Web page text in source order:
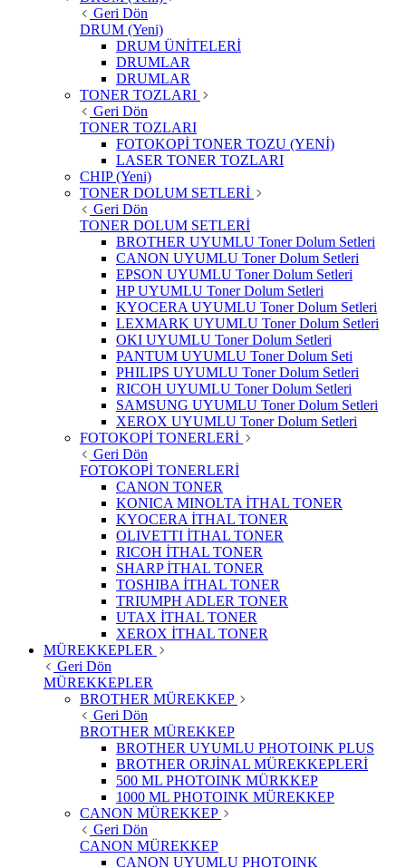
Geri Dön
DRUM (Yeni)
DRUM ÜNİTELERİ
DRUMLAR
DRUMLAR
TONER TOZLARI
Geri Dön
TONER TOZLARI
FOTOKOPİ TONER TOZU (YENİ)
LASER TONER TOZLARI
CHIP (Yeni)
TONER DOLUM SETLERİ
Geri Dön
TONER DOLUM SETLERİ
BROTHER UYUMLU Toner Dolum Setleri
CANON UYUMLU Toner Dolum Setleri
EPSON UYUMLU Toner Dolum Setleri
HP UYUMLU Toner Dolum Setleri
KYOCERA UYUMLU Toner Dolum Setleri
LEXMARK UYUMLU Toner Dolum Setleri
OKI UYUMLU Toner Dolum Setleri
PANTUM UYUMLU Toner Dolum Seti
PHILIPS UYUMLU Toner Dolum Setleri
RICOH UYUMLU Toner Dolum Setleri
SAMSUNG UYUMLU Toner Dolum Setleri
XEROX UYUMLU Toner Dolum Setleri
FOTOKOPİ TONERLERİ
Geri Dön
FOTOKOPİ TONERLERİ
CANON TONER
KONICA MINOLTA İTHAL TONER
KYOCERA İTHAL TONER
OLIVETTI İTHAL TONER
RICOH İTHAL TONER
SHARP İTHAL TONER
TOSHIBA İTHAL TONER
TRIUMPH ADLER TONER
UTAX İTHAL TONER
XEROX İTHAL TONER
MÜREKKEPLER
Geri Dön
MÜREKKEPLER
BROTHER MÜREKKEP
Geri Dön
BROTHER MÜREKKEP
BROTHER UYUMLU PHOTOINK PLUS
BROTHER ORJİNAL MÜREKKEPLERİ
500 ML PHOTOINK MÜRKKEP
1000 ML PHOTOINK MÜREKKEP
CANON MÜREKKEP
Geri Dön
CANON MÜREKKEP
CANON UYUMLU PHOTOINK